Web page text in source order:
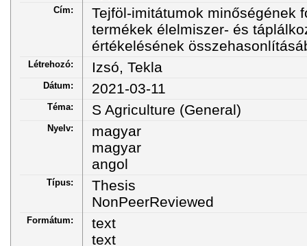
Cím:
Tejföl-imitátumok minőségének
termékek élelmiszer- és
értékelésének
Létrehozó: Izsó, Tekla
Dátum: 2021-03-11
Téma: S Agriculture (General)
Nyelv:
magyar
magyar
angol
Típus:
Thesis
NonPeerReviewed
Formátum:
text
text